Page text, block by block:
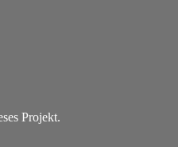
Projekt.